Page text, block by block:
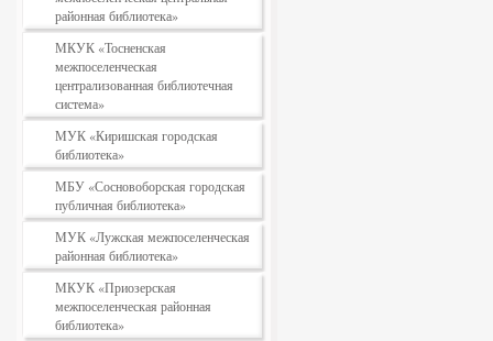
районная библиотека»
МКУК «Тосненская
межпоселенческая
централизованная библиотечная
система»
МУК «Киришская городская
библиотека»
МБУ «Сосновоборская городская
публичная библиотека»
МУК «Лужская межпоселенческая
районная библиотека»
МКУК «Приозерская
межпоселенческая районная
библиотека»